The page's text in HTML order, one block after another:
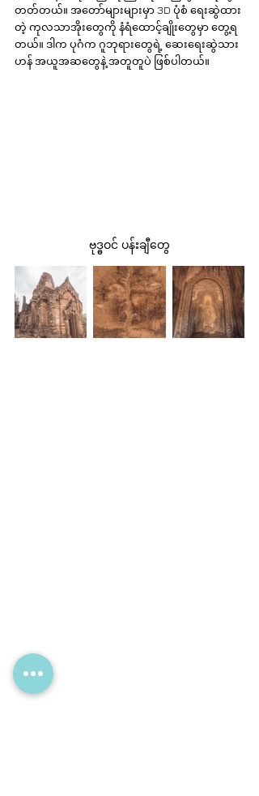
တတ်တယ်။ အတော်များများမှာ 3D ပုံစံ ရေးဆွဲထား
တဲ့ ကုလသာအိုးတွေကို နံရံထောင့်ချိုးတွေမှာ တွေ့ရ
တယ်။ ဒါက ပုဂံက ဂူဘုရားတွေရဲ့ ဆေးရေးဆွဲသား
ဟန် အယူအဆတွေနဲ့ အတူတူပဲ ဖြစ်ပါတယ်။
ဗုဒ္ဓဝင် ပန်းချီတွေ